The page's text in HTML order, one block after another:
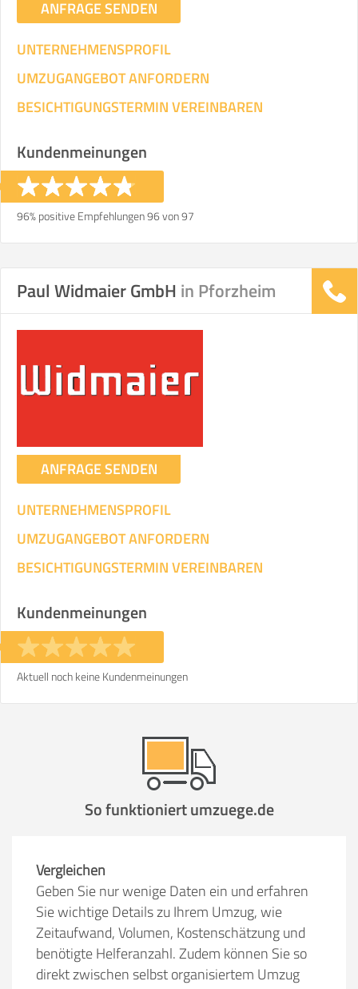
ANFRAGE SENDEN
UNTERNEHMENSPROFIL
UMZUGANGEBOT ANFORDERN
BESICHTIGUNGSTERMIN VEREINBAREN
Kundenmeinungen
96% positive Empfehlungen 96 von 97
Paul Widmaier GmbH in Pforzheim
ANFRAGE SENDEN
UNTERNEHMENSPROFIL
UMZUGANGEBOT ANFORDERN
BESICHTIGUNGSTERMIN VEREINBAREN
Kundenmeinungen
Aktuell noch keine Kundenmeinungen
So funktioniert umzuege.de
Vergleichen
Geben Sie nur wenige Daten ein und erfahren
Sie wichtige Details zu Ihrem Umzug, wie
Zeitaufwand, Volumen, Kostenschätzung und
benötigte Helferanzahl. Zudem können Sie so
direkt zwischen selbst organisiertem Umzug